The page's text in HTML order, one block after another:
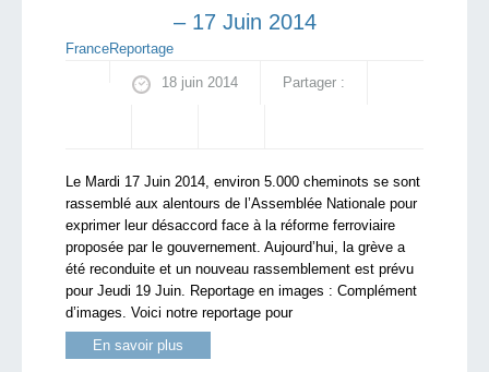
– 17 Juin 2014
FranceReportage
18 juin 2014 Partager :
Le Mardi 17 Juin 2014, environ 5.000 cheminots se sont
rassemblé aux alentours de l’Assemblée Nationale pour
exprimer leur désaccord face à la réforme ferroviaire
proposée par le gouvernement. Aujourd’hui, la grève a
été reconduite et un nouveau rassemblement est prévu
pour Jeudi 19 Juin. Reportage en images : Complément
d’images. Voici notre reportage pour
En savoir plus